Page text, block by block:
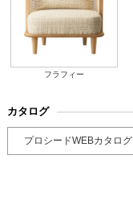
フラフィー
カタログ
プロシードWEBカタロ